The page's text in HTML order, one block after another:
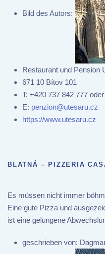
Bild des Autors:
Restaurant und Pension
671 10 Bítov 101
T: +420 737 842 777
E: penzion@utesaru.cz
https://www.utesaru.cz
BLATNÁ – PIZZERIA
Es müssen nicht immer
Eine gute Pizza und
ist eine gelungene
geschrieben von: